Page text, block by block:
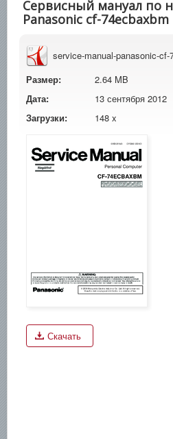
ПОИСК
Cервисный мануал по
Panasonic cf-74ecbaxbm
service-manual-panasonic-
Размер:
2.64 MB
Дата:
13 сентября 2012
Загрузки:
148 x
Скачать